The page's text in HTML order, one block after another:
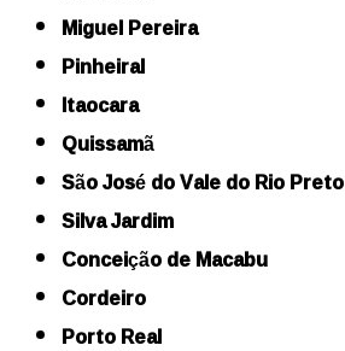
Miguel Pereira
Pinheiral
Itaocara
Quissamã
São José do Vale do Rio Preto
Silva Jardim
Conceição de Macabu
Cordeiro
Porto Real